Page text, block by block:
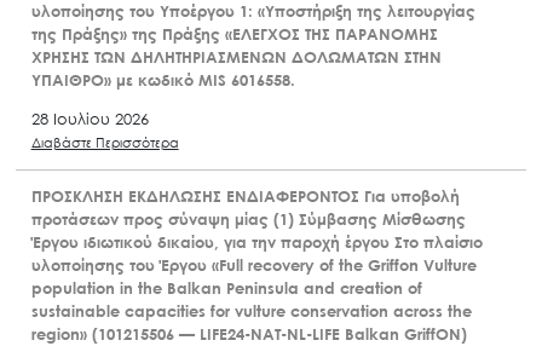
υλοποίησης του Υποέργου 1: «Υποστήριξη της λειτουργίας
της Πράξης» της Πράξης «ΕΛΕΓΧΟΣ ΤΗΣ ΠΑΡΑΝΟΜΗΣ
ΧΡΗΣΗΣ ΤΩΝ ΔΗΛΗΤΗΡΙΑΣΜΕΝΩΝ ΔΟΛΩΜΑΤΩΝ ΣΤΗΝ
ΥΠΑΙΘΡΟ» με κωδικό MIS 6016558.
28 Ιουλίου 2026
Διαβάστε Περισσότερα
ΠΡΟΣΚΛΗΣΗ ΕΚΔΗΛΩΣΗΣ ΕΝΔΙΑΦΕΡΟΝΤΟΣ Για υποβολή
προτάσεων προς σύναψη μίας (1) Σύμβασης Μίσθωσης
Έργου ιδιωτικού δικαίου, για την παροχή έργου Στο πλαίσιο
υλοποίησης του Έργου «Full recovery of the Griffon Vulture
population in the Balkan Peninsula and creation of
sustainable capacities for vulture conservation across the
region» (101215506 — LIFE24-NAT-NL-LIFE Balkan GriffON)